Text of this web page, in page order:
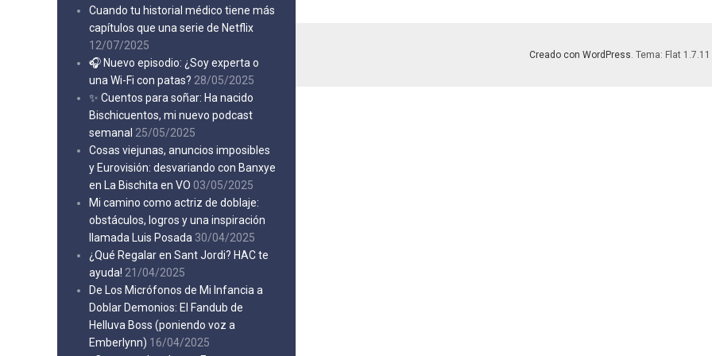
Cuando tu historial médico tiene más
capítulos que una serie de Netflix
12/07/2025
🎧 Nuevo episodio: ¿Soy experta o
una Wi-Fi con patas? 28/05/2025
✨ Cuentos para soñar: Ha nacido
Bischicuentos, mi nuevo podcast
semanal 25/05/2025
Cosas viejunas, anuncios imposibles
y Eurovisión: desvariando con Banxye
en La Bischita en VO 03/05/2025
Mi camino como actriz de doblaje:
obstáculos, logros y una inspiración
llamada Luis Posada 30/04/2025
¿Qué Regalar en Sant Jordi? HAC te
ayuda! 21/04/2025
De Los Micrófonos de Mi Infancia a
Doblar Demonios: El Fandub de
Helluva Boss (poniendo voz a
Emberlynn) 16/04/2025
Creado con WordPress. Tema: Flat